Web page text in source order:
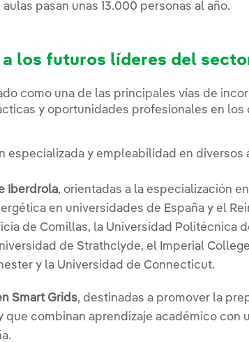
pasan unas 13.000 personas al año.
los futuros líderes del
como una de las principales vías de
y oportunidades profesionales en los
especializada y empleabilidad en diversos
Iberdrola, orientadas a la especialización
en universidades de España y el
de Comillas, la Universidad Politécnica
de Strathclyde, el Imperial
y la Universidad de Connecticut.
Smart Grids, destinadas a promover la
combinan aprendizaje académico con